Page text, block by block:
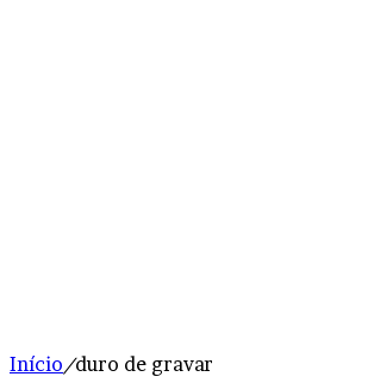
Início/duro de gravar